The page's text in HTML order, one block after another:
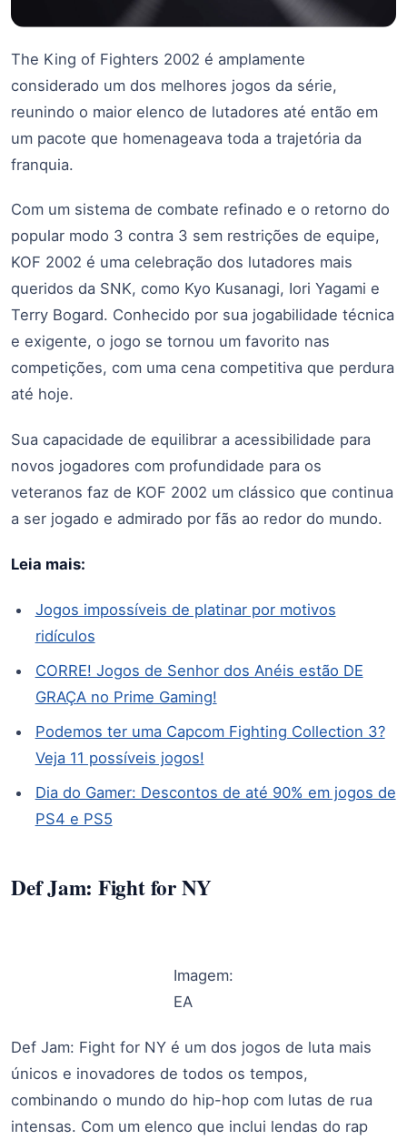
The King of Fighters 2002 é amplamente
considerado um dos melhores jogos da série,
reunindo o maior elenco de lutadores até então em
um pacote que homenageava toda a trajetória da
franquia.
Com um sistema de combate refinado e o retorno do
popular modo 3 contra 3 sem restrições de equipe,
KOF 2002 é uma celebração dos lutadores mais
queridos da SNK, como Kyo Kusanagi, Iori Yagami e
Terry Bogard. Conhecido por sua jogabilidade técnica
e exigente, o jogo se tornou um favorito nas
competições, com uma cena competitiva que perdura
até hoje.
Sua capacidade de equilibrar a acessibilidade para
novos jogadores com profundidade para os
veteranos faz de KOF 2002 um clássico que continua
a ser jogado e admirado por fãs ao redor do mundo.
Leia mais:
Jogos impossíveis de platinar por motivos
ridículos
CORRE! Jogos de Senhor dos Anéis estão DE
GRAÇA no Prime Gaming!
Podemos ter uma Capcom Fighting Collection 3?
Veja 11 possíveis jogos!
Dia do Gamer: Descontos de até 90% em jogos de
PS4 e PS5
Def Jam: Fight for NY
Imagem:
EA
Def Jam: Fight for NY é um dos jogos de luta mais
únicos e inovadores de todos os tempos,
combinando o mundo do hip-hop com lutas de rua
intensas. Com um elenco que inclui lendas do rap